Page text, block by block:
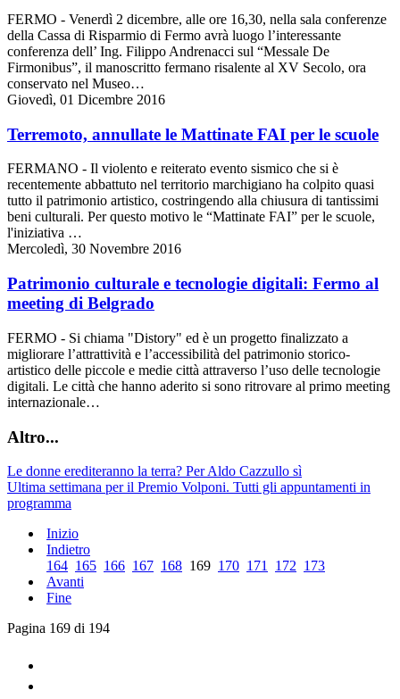
FERMO - Venerdì 2 dicembre, alle ore 16,30, nella sala conferenze
della Cassa di Risparmio di Fermo avrà luogo l’interessante
conferenza dell’ Ing. Filippo Andrenacci sul “Messale De
Firmonibus”, il manoscritto fermano risalente al XV Secolo, ora
conservato nel Museo…
Giovedì, 01 Dicembre 2016
Terremoto, annullate le Mattinate FAI per le scuole
FERMANO - Il violento e reiterato evento sismico che si è
recentemente abbattuto nel territorio marchigiano ha colpito quasi
tutto il patrimonio artistico, costringendo alla chiusura di tantissimi
beni culturali. Per questo motivo le “Mattinate FAI” per le scuole,
l'iniziativa …
Mercoledì, 30 Novembre 2016
Patrimonio culturale e tecnologie digitali: Fermo al
meeting di Belgrado
FERMO - Si chiama "Distory" ed è un progetto finalizzato a
migliorare l’attrattività e l’accessibilità del patrimonio storico-
artistico delle piccole e medie città attraverso l’uso delle tecnologie
digitali. Le città che hanno aderito si sono ritrovare al primo meeting
internazionale…
Altro...
Le donne erediteranno la terra? Per Aldo Cazzullo sì
Ultima settimana per il Premio Volponi. Tutti gli appuntamenti in
programma
Inizio
Indietro
164 165 166 167 168 169 170 171 172 173
Avanti
Fine
Pagina 169 di 194